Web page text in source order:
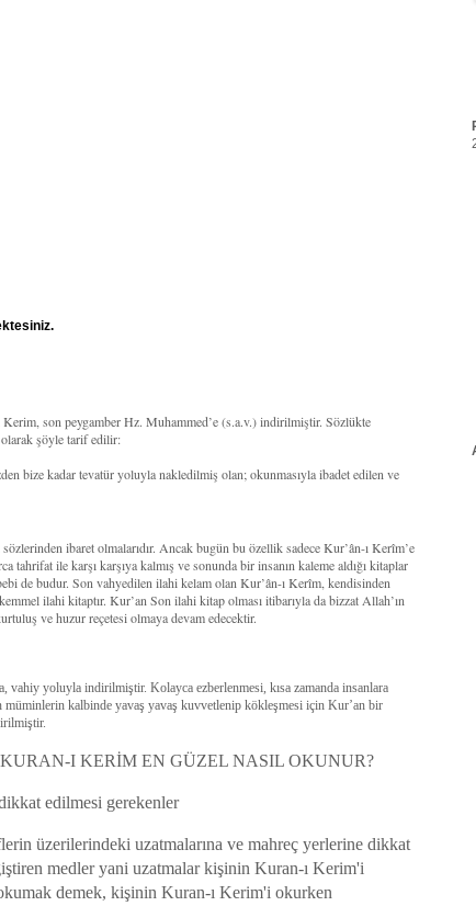
son peygamber Hz. Muhammed’e (s.a.v.) indirilmiştir. Sözlükte
şöyle tarif edilir:
bize kadar tevatür yoluyla nakledilmiş olan; okunmasıyla ibadet edilen ve
ibaret olmalarıdır. Ancak bugün bu özellik sadece Kur’ân-ı Kerîm’e
ile karşı karşıya kalmış ve sonunda bir insanın kaleme aldığı kitaplar
de budur. Son vahyedilen ilahi kelam olan Kur’ân-ı Kerîm, kendisinden
ilahi kitaptır. Kur’an Son ilahi kitap olması itibarıyla da bizzat Allah’ın
ve huzur reçetesi olmaya devam edecektir.
vahiy yoluyla indirilmiştir. Kolayca ezberlenmesi, kısa zamanda insanlara
müminlerin kalbinde yavaş yavaş kuvvetlenip kökleşmesi için Kur’an bir
I KERİM EN GÜZEL NASIL OKUNUR?
edilmesi gerekenler
üzerilerindeki uzatmalarına ve mahreç yerlerine dikkat
medler yani uzatmalar kişinin Kuran-ı Kerim'i
demek, kişinin Kuran-ı Kerim'i okurken